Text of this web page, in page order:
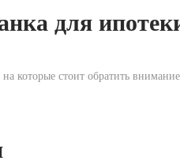
для
которые стоит обратить